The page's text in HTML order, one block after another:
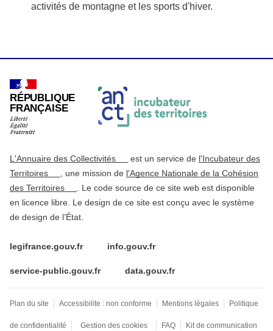
activités de montagne et les sports d'hiver.
RÉPUBLIQUE
FRANÇAISE
L'Annuaire des Collectivités est un service de l'Incubateur des
Territoires
, une mission de l'Agence Nationale de la Cohésion
des Territoires
. Le code source de ce site web est disponible
en licence libre. Le design de ce site est conçu avec le système
de design de l’État.
legifrance.gouv.fr info.gouv.fr
service-public.gouv.fr data.gouv.fr
Plan du site Accessibilite : non conforme Mentions légales Politique
de confidentialité Gestion des cookies FAQ Kit de communication